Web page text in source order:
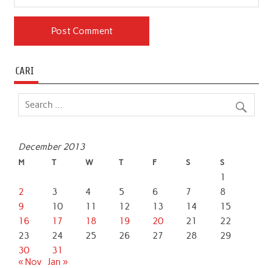
CARI
December 2013
M T W T F S S
1
2
3 4 5 6 7
8
9
10 11 12 13 14
15
16
17 18 19 20 21
22
23
24 25 26 27 28
29
30
31
« Nov Jan »